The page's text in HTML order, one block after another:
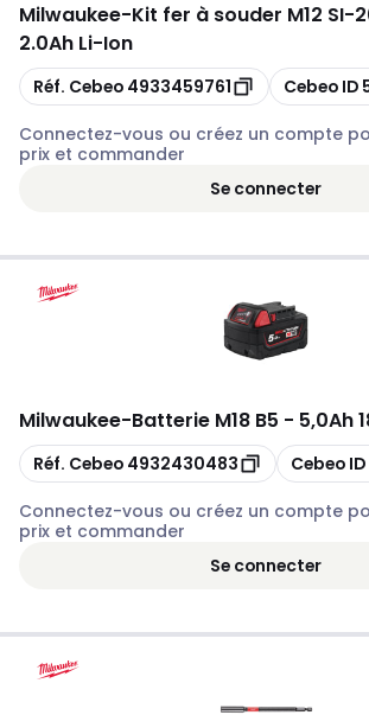
Milwaukee-Kit fer à souder M12 SI-
2.0Ah Li-Ion
Copier
Réf. Cebeo 4933459761 Copier
Cebeo ID
Connectez-vous ou créez un compte
prix et commander
Se connecter
Milwaukee-Batterie M18 B5 - 5,0Ah
Copier
Réf. Cebeo 4932430483 Copier
Cebeo ID
Connectez-vous ou créez un compte
prix et commander
Se connecter